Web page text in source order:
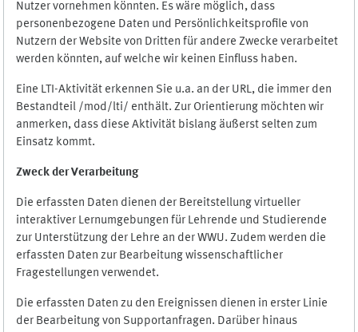
Nutzer vornehmen könnten. Es wäre möglich, dass
personenbezogene Daten und Persönlichkeitsprofile von
Nutzern der Website von Dritten für andere Zwecke verarbeitet
werden könnten, auf welche wir keinen Einfluss haben.
Eine LTI-Aktivität erkennen Sie u.a. an der URL, die immer den
Bestandteil /mod/lti/ enthält. Zur Orientierung möchten wir
anmerken, dass diese Aktivität bislang äußerst selten zum
Einsatz kommt.
Zweck der Verarbeitung
Die erfassten Daten dienen der Bereitstellung virtueller
interaktiver Lernumgebungen für Lehrende und Studierende
zur Unterstützung der Lehre an der WWU. Zudem werden die
erfassten Daten zur Bearbeitung wissenschaftlicher
Fragestellungen verwendet.
Die erfassten Daten zu den Ereignissen dienen in erster Linie
der Bearbeitung von Supportanfragen. Darüber hinaus